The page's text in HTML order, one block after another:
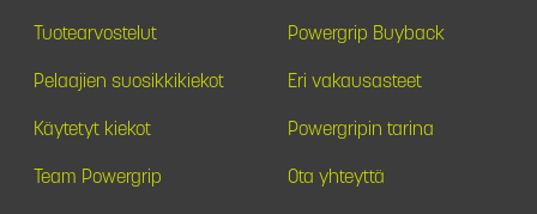
Tuotearvostelut Powergrip Buyback
Pelaajien suosikkikiekot Eri vakausasteet
Käytetyt kiekot Powergripin tarina
Team Powergrip Ota yhteyttä